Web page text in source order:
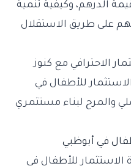
الدرهم، وكيفية تنمية
على طريق الاستقلال
الاحترافي مع كنوز
للأطفال في
والمرح لبناء مستثمري
في أبوظبي
الاستثمار للأطفال في